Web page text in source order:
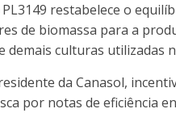
restabelece o
de biomassa para a
demais culturas utilizadas
da Canasol,
por notas de eficiência